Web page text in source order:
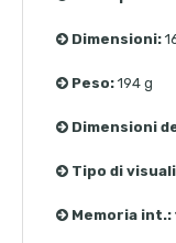
Dimensioni:
Peso: 194 g
Dimensioni
Tipo di
Memoria int.: